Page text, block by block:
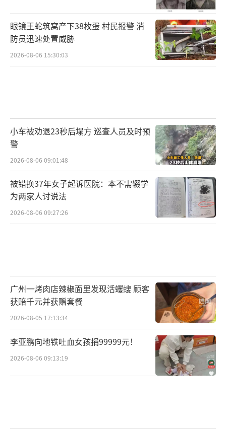
眼镜王蛇筑窝产下38枚蛋 村民报警 消
防员迅速处置威胁
2026-08-06 15:30:03
小车被劝退23秒后塌方 巡查人员及时预
警
2026-08-06 09:01:48
被错换37年女子起诉医院：本不需辍学
为两家人讨说法
2026-08-06 09:27:26
广州一烤肉店辣椒面里发现活蠼螋 顾客
获赔千元并获赠套餐
2026-08-05 17:13:34
李亚鹏向地铁吐血女孩捐99999元！
2026-08-06 09:13:19